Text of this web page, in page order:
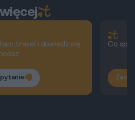
i dowiedz się
Co